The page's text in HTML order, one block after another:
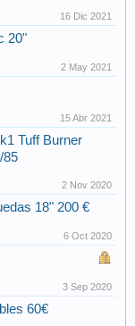
16 Dic 2021
20"
2 May 2021
15 Abr 2021
Tuff Burner
85
2 Nov 2020
18" 200 €
6 Oct 2020
3 Sep 2020
60€